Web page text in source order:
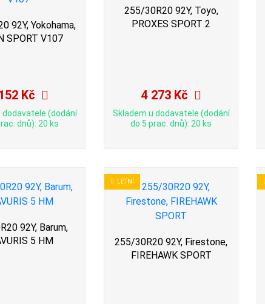
92Y, Yokohama,
SPORT V107
Kč
dodavatele (dodání
dnů): 20 ks
255/30R20 92Y, Toyo,
PROXES SPORT 2
4 273 Kč
Skladem u dodavatele (dodání
do 5 prac. dnů): 20 ks
92Y, Barum,
5 HM
LETNÍ
255/30R20 92Y, Firestone,
FIREHAWK SPORT